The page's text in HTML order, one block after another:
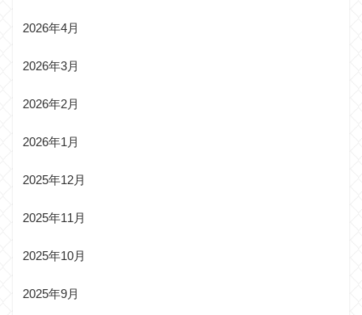
2026年4月
2026年3月
2026年2月
2026年1月
2025年12月
2025年11月
2025年10月
2025年9月